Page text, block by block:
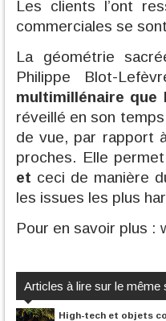
Les clients l’ont
commerciales se
La géométrie
Philippe Blot-
multimillénaire que
réveillé en son
de vue, par rapport
proches. Elle permet
et ceci de manière
les issues les plus
Pour en savoir plus :
Articles à lire sur le même
High-tech et objets